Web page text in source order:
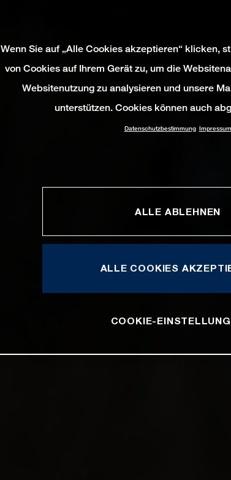
Wenn Sie auf „Alle Cookies akzeptieren“ klicken,
von Cookies auf Ihrem Gerät zu, um die
Websitenutzung zu analysieren und unsere
unterstützen. Cookies können auch
Datenschutzbestimmung Impressum
ALLE ABLEHNEN
ALLE COOKIES
COOKIE-